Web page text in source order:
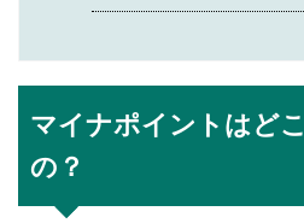
マイナポイントはど
の？